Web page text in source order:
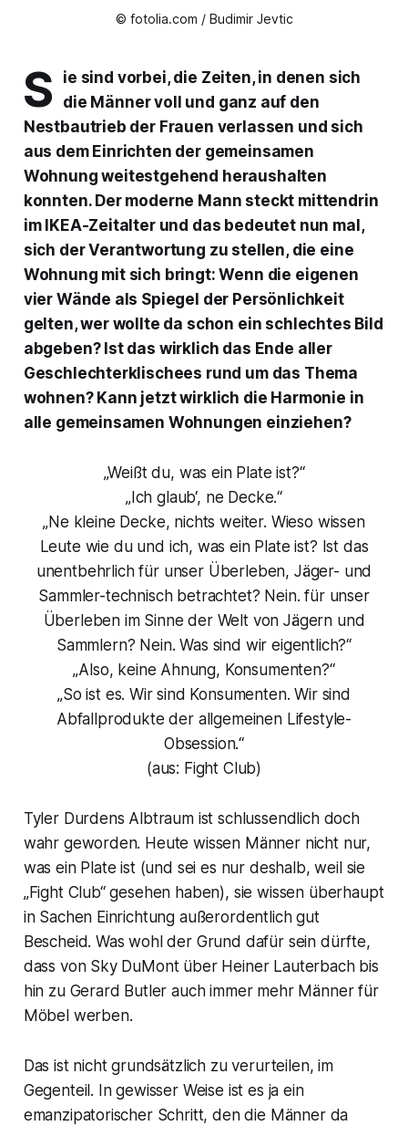
© fotolia.com / Budimir Jevtic
S
ie sind vorbei, die Zeiten, in denen sich
die Männer voll und ganz auf den
Nestbautrieb der Frauen verlassen und sich
aus dem Einrichten der gemeinsamen
Wohnung weitestgehend heraushalten
konnten. Der moderne Mann steckt mittendrin
im IKEA-Zeitalter und das bedeutet nun mal,
sich der Verantwortung zu stellen, die eine
Wohnung mit sich bringt: Wenn die eigenen
vier Wände als Spiegel der Persönlichkeit
gelten, wer wollte da schon ein schlechtes Bild
abgeben? Ist das wirklich das Ende aller
Geschlechterklischees rund um das Thema
wohnen? Kann jetzt wirklich die Harmonie in
alle gemeinsamen Wohnungen einziehen?
„Weißt du, was ein Plate ist?“
„Ich glaub‘, ne Decke.“
„Ne kleine Decke, nichts weiter. Wieso wissen
Leute wie du und ich, was ein Plate ist? Ist das
unentbehrlich für unser Überleben, Jäger- und
Sammler-technisch betrachtet? Nein. für unser
Überleben im Sinne der Welt von Jägern und
Sammlern? Nein. Was sind wir eigentlich?“
„Also, keine Ahnung, Konsumenten?“
„So ist es. Wir sind Konsumenten. Wir sind
Abfallprodukte der allgemeinen Lifestyle-
Obsession.“
(aus: Fight Club)
Tyler Durdens Albtraum ist schlussendlich doch
wahr geworden. Heute wissen Männer nicht nur,
was ein Plate ist (und sei es nur deshalb, weil sie
„Fight Club“ gesehen haben), sie wissen überhaupt
in Sachen Einrichtung außerordentlich gut
Bescheid. Was wohl der Grund dafür sein dürfte,
dass von Sky DuMont über Heiner Lauterbach bis
hin zu Gerard Butler auch immer mehr Männer für
Möbel werben.
Das ist nicht grundsätzlich zu verurteilen, im
Gegenteil. In gewisser Weise ist es ja ein
emanzipatorischer Schritt, den die Männer da